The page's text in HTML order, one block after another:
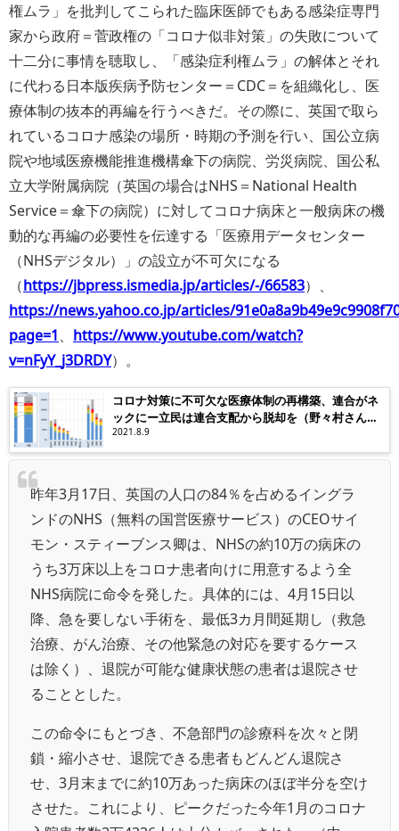
権ムラ」を批判してこられた臨床医師でもある感染症専門
家から政府＝菅政権の「コロナ似非対策」の失敗について
十二分に事情を聴取し、「感染症利権ムラ」の解体とそれ
に代わる日本版疾病予防センター＝CDC＝を組織化し、医
療体制の抜本的再編を行うべきだ。その際に、英国で取ら
れているコロナ感染の場所・時期の予測を行い、国公立病
院や地域医療機能推進機構傘下の病院、労災病院、国公私
立大学附属病院（英国の場合はNHS＝National Health
Service＝傘下の病院）に対してコロナ病床と一般病床の機
動的な再編の必要性を伝達する「医療用データセンター
（NHSデジタル）」の設立が不可欠になる
（https://jbpress.ismedia.jp/articles/-/66583）、
https://news.yahoo.co.jp/articles/
page=1、 https://www.youtube.com/watch?
v=nFyY_j3DRDY）。
コロナ対策に不可欠な医療体制の再構築、連合がネ
ックにー立民は連合支配から脱却を（野々村さん事
案補強）
2021.8.9
昨年3月17日、英国の人口の84％を占めるイングラ
ンドのNHS（無料の国営医療サービス）のCEOサイ
モン・スティーブンス卿は、NHSの約10万の病床の
うち3万床以上をコロナ患者向けに用意するよう全
NHS病院に命令を発した。具体的には、4月15日以
降、急を要しない手術を、最低3カ月間延期し（救急
治療、がん治療、その他緊急の対応を要するケース
は除く）、退院が可能な健康状態の患者は退院させ
ることとした。
この命令にもとづき、不急部門の診療科を次々と閉
鎖・縮小させ、退院できる患者もどんどん退院さ
せ、3月末までに約10万あった病床のほぼ半分を空け
させた。これにより、ピークだった今年1月のコロナ